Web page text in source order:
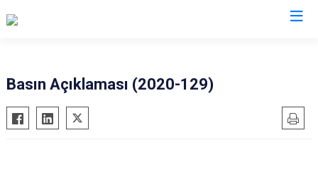
Basın Açıklaması (2020-129)